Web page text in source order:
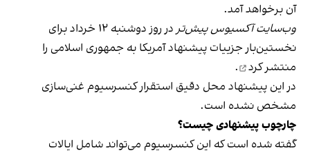
آن برخواهد آمد.
وب‌سایت آکسیوس پیش‌تر
در روز دوشنبه ۱۲ خرداد برای
نخستین‌بار جزییات پیشنهاد آمریکا به جمهوری اسلامی را
منتشر کرد
.
در این پیشنهاد محل دقیق استقرار کنسرسیوم غنی‌سازی
مشخص نشده است.
چارچوب پیشنهادی چیست؟
گفته شده است که این کنسرسیوم می‌تواند شامل ایالات